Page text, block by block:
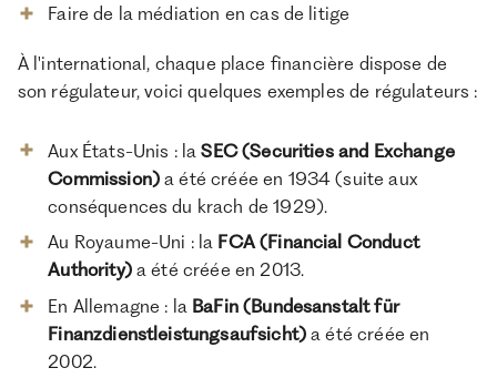
Faire de la médiation en cas de litige
À l'international, chaque place financière dispose de
son régulateur, voici quelques exemples de régulateurs :
Aux États-Unis : laSEC (Securities and Exchange
Commission) a été créée en 1934 (suite aux
conséquences du krach de 1929).
Au Royaume-Uni : la FCA (Financial Conduct
Authority)a été créée en 2013.
En Allemagne : la BaFin (Bundesanstalt für
Finanzdienstleistungsaufsicht) a été créée en
2002.